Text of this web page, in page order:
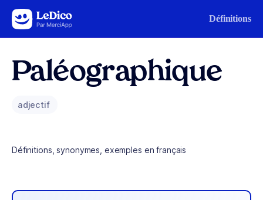
Aller au contenu Définitions
Paléographique
adjectif
Définitions, synonymes, exemples en français